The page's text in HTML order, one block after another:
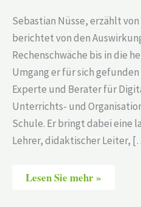
Sebastian Nüsse, erzählt
berichtet von den
Rechenschwäche bis in die
Umgang er für sich
Experte und Berater für
Unterrichts- und
Schule. Er bringt dabei eine
Lehrer, didaktischer Leiter,
Lesen Sie mehr »